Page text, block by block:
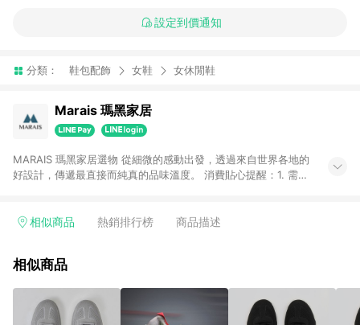
設定到價通知
分類： 鞋包配飾 女鞋 女休閒鞋
Marais 瑪黑家居
MARAIS 瑪黑家居選物 從細微的感動出發，透過來自世界各地的
好設計，傳遞最直接而純真的品味溫度。 消費貼心提醒：1. 需透
APP下單，將不符合贈點資格。 3. 點數將於出貨後60天前後發
相似商品 熱銷排行榜 商品描述
相似商品